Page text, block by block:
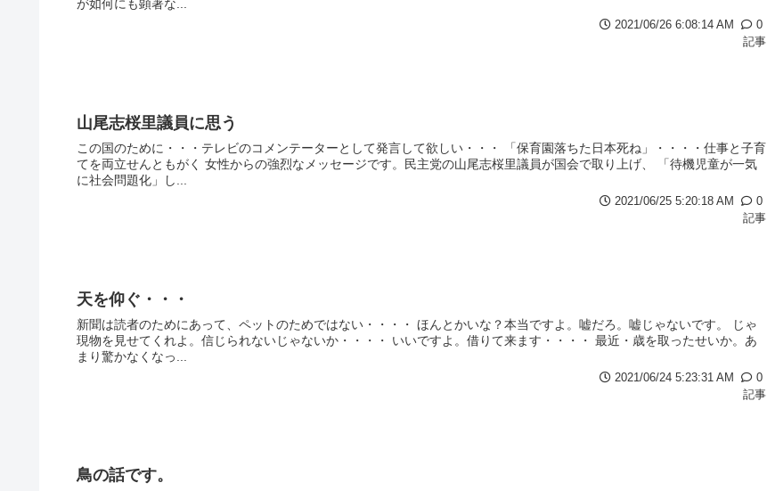
が如何にも顕著な...
2021/06/26 6:08:14 AM
0
記事
山尾志桜里議員に思う
この国のために・・・テレビのコメンテーターとして発言して欲しい・・・ 「保育園落ちた日本死ね」・・・・仕事と子育
てを両立せんともがく 女性からの強烈なメッセージです。民主党の山尾志桜里議員が国会で取り上げ、 「待機児童が一気
に社会問題化」し...
2021/06/25 5:20:18 AM
0
記事
天を仰ぐ・・・
新聞は読者のためにあって、ペットのためではない・・・・ ほんとかいな？本当ですよ。嘘だろ。嘘じゃないです。 じゃ
現物を見せてくれよ。信じられないじゃないか・・・・ いいですよ。借りて来ます・・・・ 最近・歳を取ったせいか。あ
まり驚かなくなっ...
2021/06/24 5:23:31 AM
0
記事
鳥の話です。